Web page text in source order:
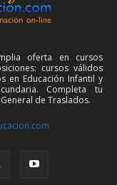
oferta en cursos
cursos válidos
en Educación Infantil y
Completa tu
de Traslados.